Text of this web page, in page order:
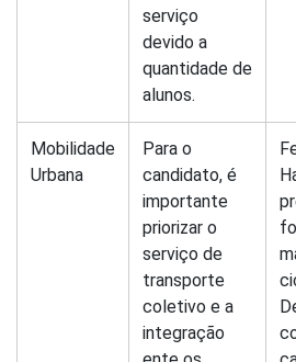
serviço
devido a
quantidade de
alunos.
Mobilidade
Urbana
Para o
candidato, é
importante
priorizar o
serviço de
transporte
coletivo e a
integração